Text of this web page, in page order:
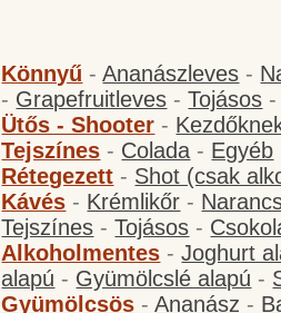
Könnyű -Ananászleves -
- Grapefruitleves -Tojásos
Ütős - Shooter -
Tejszínes - Colada - Egyéb
Rétegezett - Shot (csak
Kávés - Krémlikőr -
Tejszínes -Tojásos -
Alkoholmentes -Joghurt
alapú - Gyümölcslé alapú -
Gyümölcsös -Ananász -